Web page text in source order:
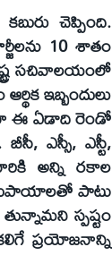
చెప్పింది.
10 శాతం
సచివాలయంలో
ఇబ్బందులు
ఈ ఏడాది రెండో
ఎస్సీ, ఎస్టీ,
అన్ని రకాల
పాటు
స్పష్టం
ప్రయోజనాన్ని